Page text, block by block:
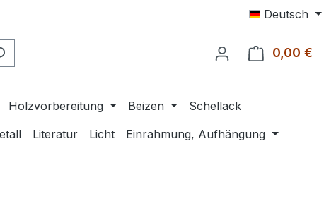
Deutsch
0,00 €
Holzvorbereitung Beizen
Schellack
Literatur Licht
Einrahmung, Aufhängung